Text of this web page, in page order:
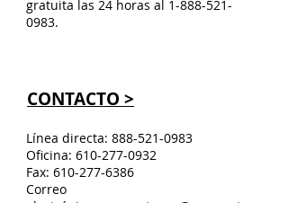
gratuita las 24 horas al 1-888-521-
0983.
CONTACTO >
Línea directa: 888-521-0983
Oficina: 610-277-0932
Fax: 610-277-6386
Correo